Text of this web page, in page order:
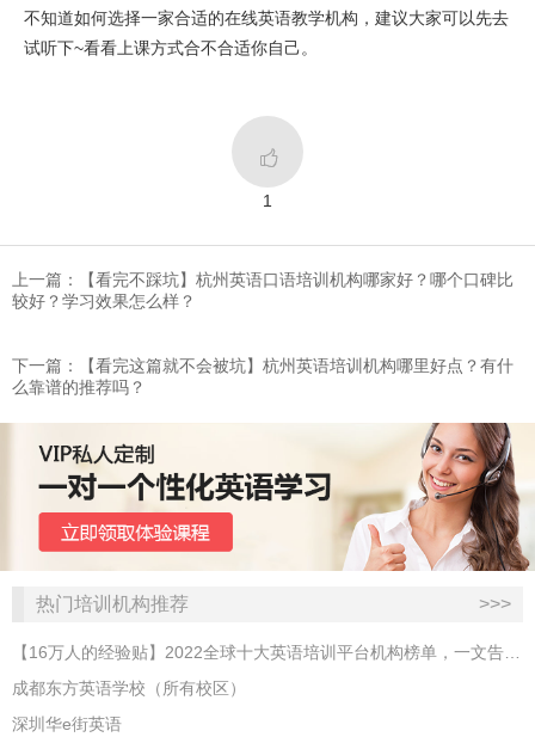
不知道如何选择一家合适的在线英语教学机构，建议大家可以先去
试听下~看看上课方式合不合适你自己。

1
上一篇：​【看完不踩坑】杭州英语口语培训机构哪家好？哪个口碑比
较好？学习效果怎么样？
下一篇：​【看完这篇就不会被坑】杭州英语培训机构哪里好点？有什
么靠谱的推荐吗？
热门培训机构推荐 >>>
成都东方英语学校（所有校区）
深圳华e街英语